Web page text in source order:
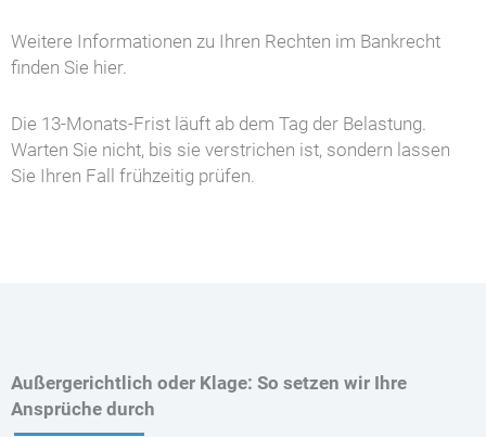
Weitere Informationen zu Ihren Rechten im Bankrecht
finden Sie hier.
Die 13-Monats-Frist läuft ab dem Tag der Belastung.
Warten Sie nicht, bis sie verstrichen ist, sondern lassen
Sie Ihren Fall frühzeitig prüfen.
Außergerichtlich oder Klage: So setzen wir Ihre
Ansprüche durch